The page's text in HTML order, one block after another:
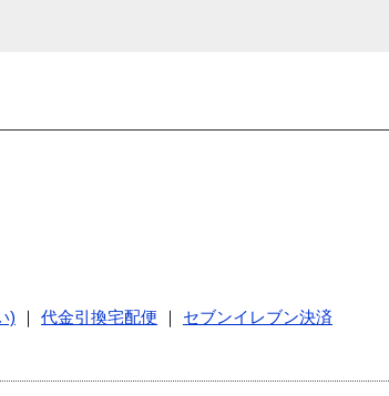
) 代金引換宅配便
セブンイレブン決済